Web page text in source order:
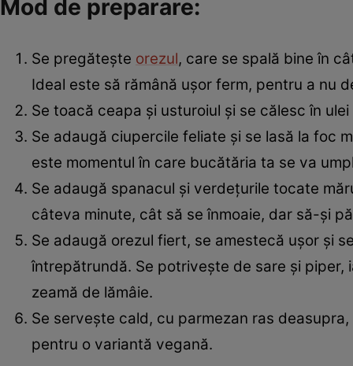
Mod de preparare:
Se pregătește orezul, care se spală bine în
Ideal este să rămână ușor ferm, pentru a nu
Se toacă ceapa și usturoiul și se călesc în
Se adaugă ciupercile feliate și se lasă la foc
este momentul în care bucătăria ta se va
Se adaugă spanacul și verdețurile tocate
câteva minute, cât să se înmoaie, dar să-și
Se adaugă orezul fiert, se amestecă ușor și
întrepătrundă. Se potrivește de sare și
zeamă de lămâie.
Se servește cald, cu parmezan ras
pentru o variantă vegană.